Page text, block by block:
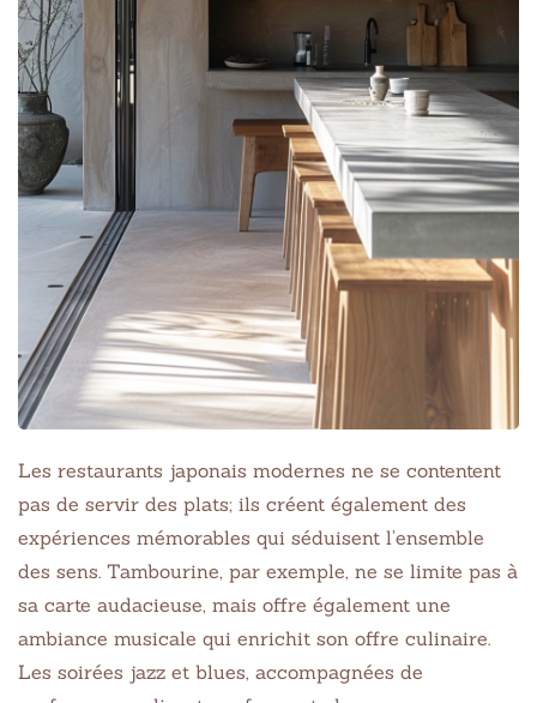
Les restaurants japonais modernes ne se contentent
pas de servir des plats; ils créent également des
expériences mémorables qui séduisent l’ensemble
des sens. Tambourine, par exemple, ne se limite pas à
sa carte audacieuse, mais offre également une
ambiance musicale qui enrichit son offre culinaire.
Les soirées jazz et blues, accompagnées de